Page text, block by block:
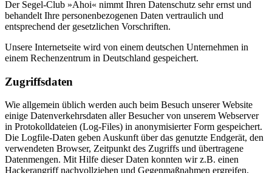
Der Segel-Club »Ahoi« nimmt Ihren Datenschutz sehr ernst und
behandelt Ihre personenbezogenen Daten vertraulich und
entsprechend der gesetzlichen Vorschriften.
Unsere Internetseite wird von einem deutschen Unternehmen in
einem Rechenzentrum in Deutschland gespeichert.
Zugriffsdaten
Wie allgemein üblich werden auch beim Besuch unserer Website
einige Datenverkehrsdaten aller Besucher von unserem Webserver
in Protokolldateien (Log-Files) in anonymisierter Form gespeichert.
Die Logfile-Daten geben Auskunft über das genutzte Endgerät, den
verwendeten Browser, Zeitpunkt des Zugriffs und übertragene
Datenmengen. Mit Hilfe dieser Daten konnten wir z.B. einen
Hackerangriff nachvollziehen und Gegenmaßnahmen ergreifen.